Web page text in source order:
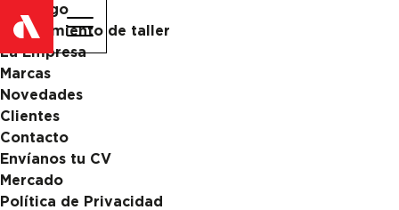
Catalogo
Equipamiento de taller
La Empresa
Marcas
Novedades
Clientes
Contacto
Envíanos tu CV
Mercado
Política de Privacidad